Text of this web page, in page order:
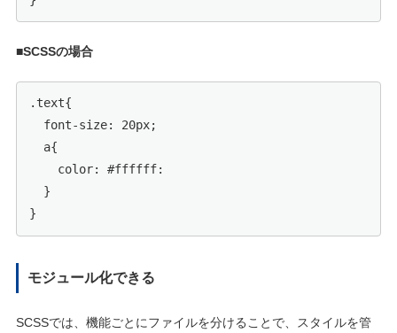
■SCSSの場合
.text{
モジュール化できる
SCSSでは、機能ごとにファイルを分けることで、スタイルを管